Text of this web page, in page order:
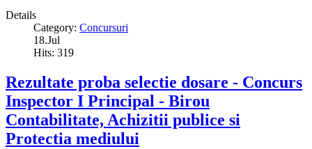
Details
Category: Concursuri
18.Jul
Hits: 319
Rezultate proba selectie dosare - Concurs
Inspector I Principal - Birou
Contabilitate, Achizitii publice si
Protectia mediului